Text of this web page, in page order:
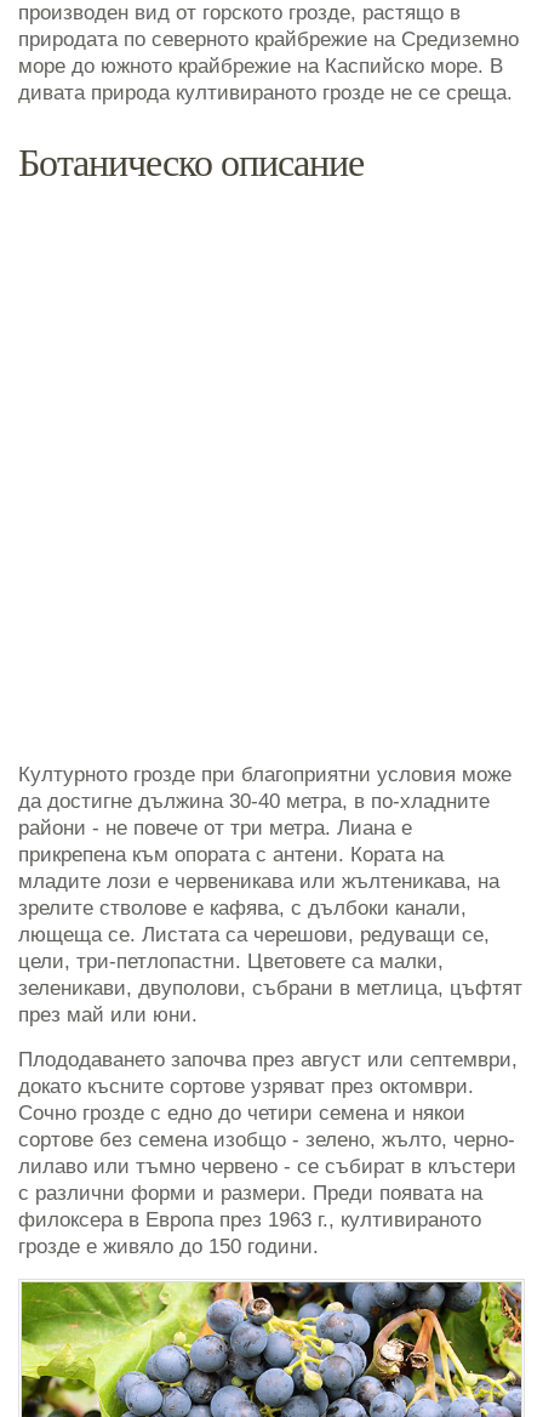
производен вид от горското грозде, растящо в
природата по северното крайбрежие на Средиземно
море до южното крайбрежие на Каспийско море. В
дивата природа култивираното грозде не се среща.
Ботаническо описание
Културното грозде при благоприятни условия може
да достигне дължина 30-40 метра, в по-хладните
райони - не повече от три метра. Лиана е
прикрепена към опората с антени. Кората на
младите лози е червеникава или жълтеникава, на
зрелите стволове е кафява, с дълбоки канали,
лющеща се. Листата са черешови, редуващи се,
цели, три-петлопастни. Цветовете са малки,
зеленикави, двуполови, събрани в метлица, цъфтят
през май или юни.
Плододаването започва през август или септември,
докато късните сортове узряват през октомври.
Сочно грозде с едно до четири семена и някои
сортове без семена изобщо - зелено, жълто, черно-
лилаво или тъмно червено - се събират в клъстери
с различни форми и размери. Преди появата на
филоксера в Европа през 1963 г., култивираното
грозде е живяло до 150 години.